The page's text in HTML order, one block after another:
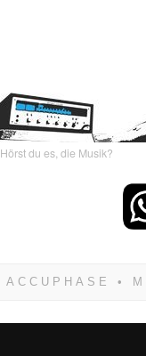
Hörst du es, die Musik?
zwangsläufig